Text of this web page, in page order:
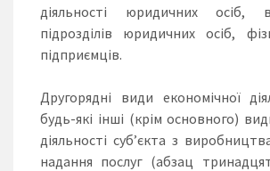
діяльності юридичних осіб,
підрозділів юридичних осіб,
підприємців.
Другорядні види економічної
будь-які інші (крім основного)
діяльності суб’єкта з
надання послуг (абзац